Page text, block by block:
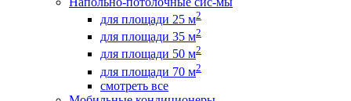
для площади 25 м2
для площади 35 м2
для площади 50 м2
для площади 70 м2
смотреть все